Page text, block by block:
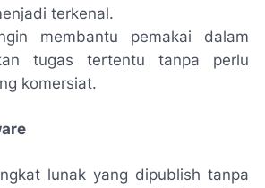
terkenal.
membantu pemakai dalam
tugas tertentu tanpa perlu
komersiat.
lunak yang dipublish tanpa